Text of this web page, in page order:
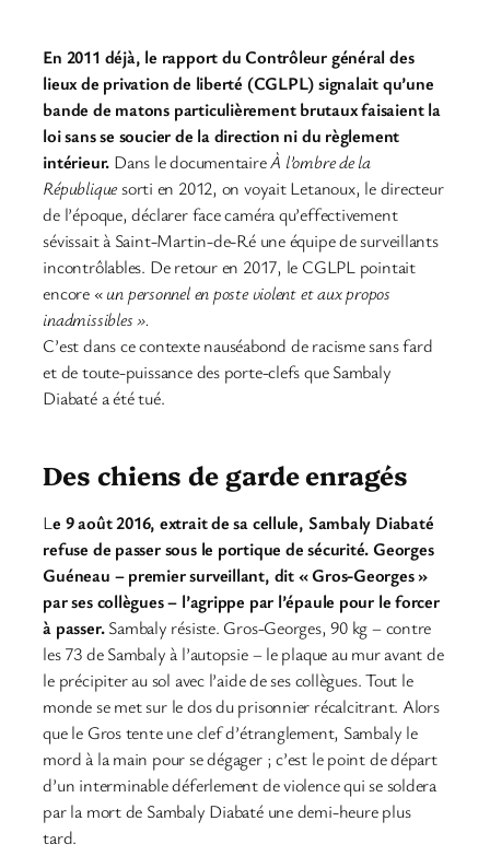
En 2011 déjà, le rapport du Contrôleur général des
lieux de privation de liberté (CGLPL) signalait qu’une
bande de matons particulièrement brutaux faisaient la
loi sans se soucier de la direction ni du règlement
intérieur. Dans le documentaireÀ l’ombre de la
Républiquesorti en 2012, on voyait Letanoux, le directeur
de l’époque, déclarer face caméra qu’effectivement
sévissait à Saint-Martin-de-Ré une équipe de surveillants
incontrôlables. De retour en 2017, le CGLPL pointait
encore « un personnel en poste violent et aux propos
inadmissibles ».
C’est dans ce contexte nauséabond de racisme sans fard
et de toute-puissance des porte-clefs que Sambaly
Diabaté a été tué.
Des chiens de garde enragés
Le 9 août 2016, extrait de sa cellule, Sambaly Diabaté
refuse de passer sous le portique de sécurité. Georges
Guéneau – premier surveillant, dit « Gros-Georges »
par ses collègues – l’agrippe par l’épaule pour le forcer
à passer.Sambaly résiste. Gros-Georges, 90 kg – contre
les 73 de Sambaly à l’autopsie – le plaque au mur avant de
le précipiter au sol avec l’aide de ses collègues. Tout le
monde se met sur le dos du prisonnier récalcitrant. Alors
que le Gros tente une clef d’étranglement, Sambaly le
mord à la main pour se dégager ; c’est le point de départ
d’un interminable déferlement de violence qui se soldera
par la mort de Sambaly Diabaté une demi-heure plus
tard.